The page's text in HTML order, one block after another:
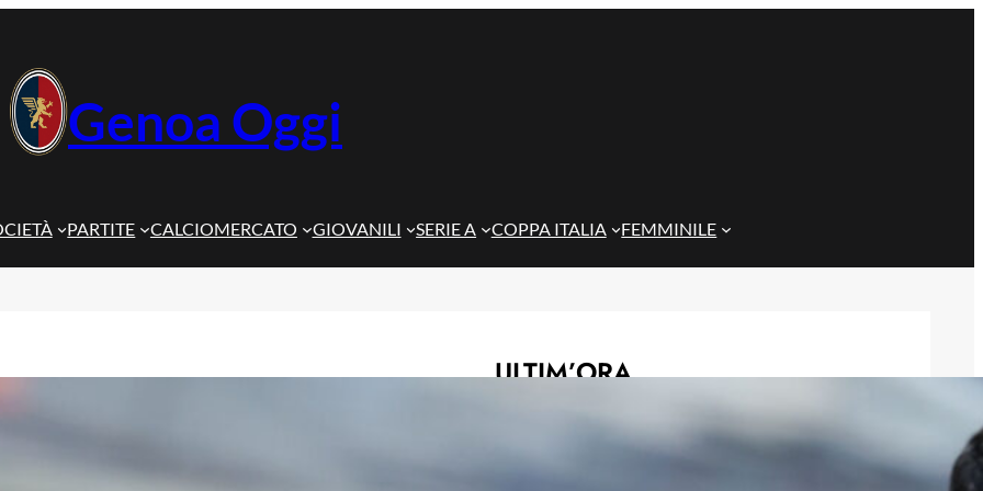
Genoa Oggi
PARTITE CALCIOMERCATO GIOVANILI SERIE A COPPA ITALIA FEMMINILE
ULTIM’ORA
Genoa, una nuova pista per
l’attacco: si valuta Daniel Jebbison